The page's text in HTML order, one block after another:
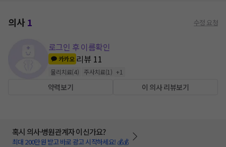
의사1 수정 요청
로그인 후 이름확인
카카오 리뷰 11
물리치료(4) 주사치료(1 ) +1
약력보기 이 의사 리뷰보기
혹시 의사·병원관계자 이신가요?
최대 200만원 받고 바로 광고 시작하세요! 💰💰